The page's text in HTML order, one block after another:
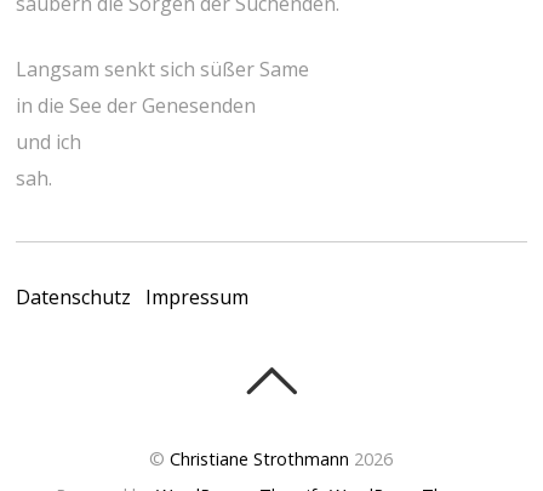
Langsam senkt sich süßer Same
in die See der Genesenden
und ich
sah.
Datenschutz Impressum
©Christiane Strothmann 2026